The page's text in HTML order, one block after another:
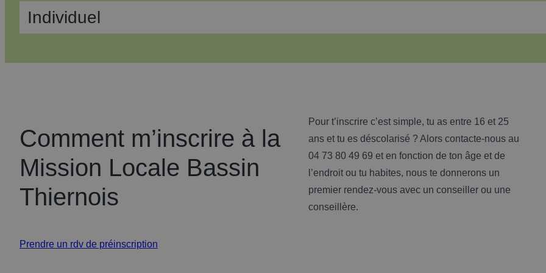
Individuel
Le PACEA est un accompagnement individualisé
rythme. Il permet de construire un parcours vers
Tu es suivi par un conseiller ou une conseillère qui
professionnels ou personnels.
Nous contacter
Ce dont tu bénéficies avec le PACEA
Un
parcours
sur
engagement
Comment m’inscrire à la
Mission Locale Bassin
Thiernois
Prendre un rdv de préinscription
Pour t’inscrire c’est simple, tu as entre 16 et 25
ans et tu es déscolarisé ? Alors contacte-nous au
04 73 80 49 69 et en fonction de ton âge et de
l’endroit ou tu habites, nous te donnerons un
premier rendez-vous avec un conseiller ou une
conseillère.